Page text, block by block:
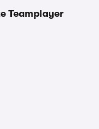
Teamplayer